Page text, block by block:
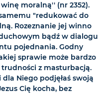
moralną'' (nr 2352).
"redukować do
Rozeznanie jej winno
bądź w dialogu
pojednania. Godny
sprawie może bardzo
z masturbacją.
dla Niego podjęłaś swoją
Cię kocha, bez